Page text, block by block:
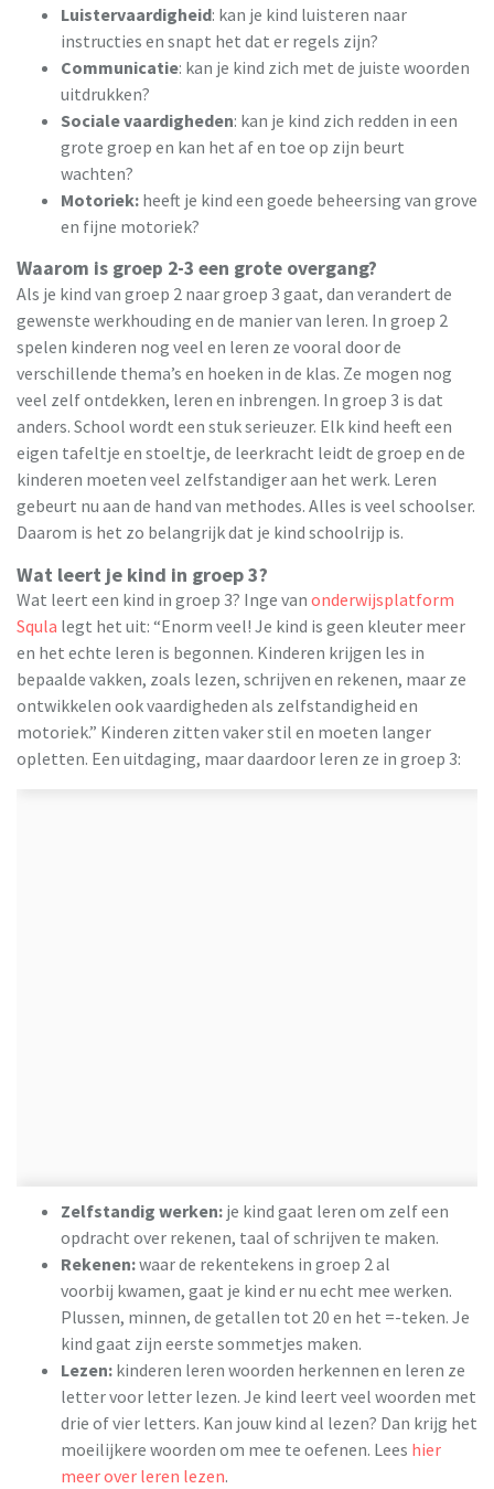
Luistervaardigheid​: kan je kind luisteren naar
instructies en snapt het dat er regels zijn?
Communicatie​: kan je kind zich met de juiste woorden
uitdrukken?
Sociale vaardigheden​: kan je kind zich redden in een
grote groep en kan het af en toe op zijn beurt
wachten?
Motoriek: ​ heeft je kind een goede beheersing van grove
en fijne motoriek?
Waarom is groep 2-3 een grote overgang?
Als je kind van groep 2 naar groep 3 gaat, dan verandert de
gewenste werkhouding en de manier van leren. In groep 2
spelen kinderen nog veel en leren ze vooral door de
verschillende thema’s en hoeken in de klas. Ze mogen nog
veel zelf ontdekken, leren en inbrengen. In groep 3 is dat
anders. School wordt een stuk serieuzer. Elk kind heeft een
eigen tafeltje en stoeltje, de leerkracht leidt de groep en de
kinderen moeten veel zelfstandiger aan het werk. Leren
gebeurt nu aan de hand van methodes. Alles is veel schoolser.
Daarom is het zo belangrijk dat je kind schoolrijp is.
Wat leert je kind in groep 3?
Wat leert een kind in groep 3? Inge van onderwijsplatform
Squla legt het uit: “Enorm veel! Je kind is geen kleuter meer
en het echte leren is begonnen. Kinderen krijgen les in
bepaalde vakken, zoals lezen, schrijven en rekenen, maar ze
ontwikkelen ook vaardigheden als zelfstandigheid en
motoriek.” Kinderen zitten vaker stil en moeten langer
opletten. Een uitdaging, maar daardoor leren ze in groep 3:
Zelfstandig werken: ​je kind gaat leren om zelf een
opdracht over rekenen, taal of schrijven te maken.
Rekenen:​waar de rekentekens in groep 2 al
voorbij kwamen, gaat je kind er nu echt mee werken.
Plussen, minnen, de getallen tot 20 en het =-teken. Je
kind gaat zijn eerste sommetjes maken.
Lezen: ​kinderen leren woorden herkennen en leren ze
letter voor letter lezen. Je kind leert veel woorden met
drie of vier letters. Kan jouw kind al lezen? Dan krijg het
moeilijkere woorden om mee te oefenen. Lees hier
meer over leren lezen.